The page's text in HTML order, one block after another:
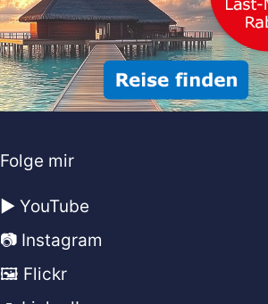
Folge mir
▶️ YouTube
📷 Instagram
🖼️ Flickr